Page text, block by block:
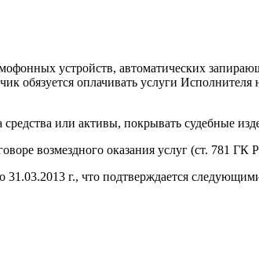
устройств, автоматических
обязуется оплачивать услуги
или активы, покрывать судебные
возмездного оказания услуг (ст. 781 ГК
г., что подтверждается